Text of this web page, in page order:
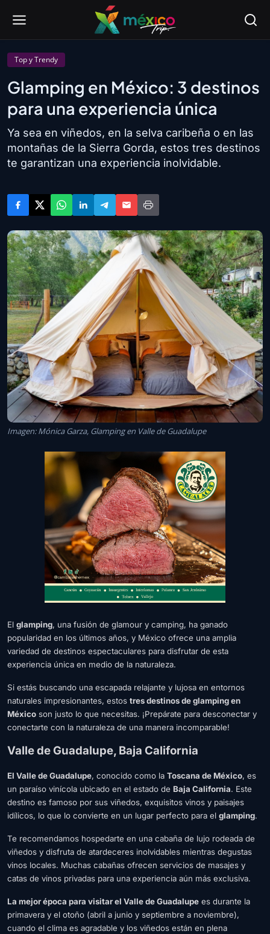
Top y Trendy
Glamping en México: 3 destinos
para una experiencia única
Ya sea en viñedos, en la selva caribeña o en las
montañas de la Sierra Gorda, estos tres destinos
te garantizan una experiencia inolvidable.
Imagen: Mónica Garza, Glamping en Valle de Guadalupe
El glamping, una fusión de glamour y camping, ha ganado
popularidad en los últimos años, y México ofrece una amplia
variedad de destinos espectaculares para disfrutar de esta
experiencia única en medio de la naturaleza.
Si estás buscando una escapada relajante y lujosa en entornos
naturales impresionantes, estos tres destinos de glamping en
México son justo lo que necesitas. ¡Prepárate para desconectar y
conectarte con la naturaleza de una manera incomparable!
Valle de Guadalupe, Baja California
El Valle de Guadalupe, conocido como la Toscana de México, es
un paraíso vinícola ubicado en el estado de Baja California. Este
destino es famoso por sus viñedos, exquisitos vinos y paisajes
idílicos, lo que lo convierte en un lugar perfecto para el glamping.
Te recomendamos hospedarte en una cabaña de lujo rodeada de
viñedos y disfruta de atardeceres inolvidables mientras degustas
vinos locales. Muchas cabañas ofrecen servicios de masajes y
catas de vinos privadas para una experiencia aún más exclusiva.
La mejor época para visitar el Valle de Guadalupe es durante la
primavera y el otoño (abril a junio y septiembre a noviembre),
cuando el clima es agradable y los viñedos están en plena